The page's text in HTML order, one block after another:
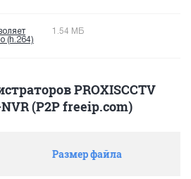
(h.264)
1.54 МБ
PROXISCCTV
(P2P freeip.com)
Размер файла